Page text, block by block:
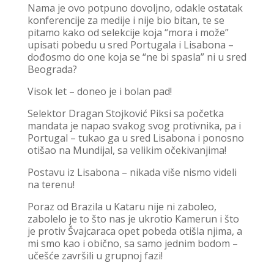
Nama je ovo potpuno dovoljno, odakle ostatak
konferencije za medije i nije bio bitan, te se
pitamo kako od selekcije koja “mora i može”
upisati pobedu u sred Portugala i Lisabona –
dođosmo do one koja se “ne bi spasla” ni u sred
Beograda?
Visok let – doneo je i bolan pad!
Selektor Dragan Stojković Piksi sa početka
mandata je napao svakog svog protivnika, pa i
Portugal – tukao ga u sred Lisabona i ponosno
otišao na Mundijal, sa velikim očekivanjima!
Postavu iz Lisabona – nikada više nismo videli
na terenu!
Poraz od Brazila u Kataru nije ni zaboleo,
zabolelo je to što nas je ukrotio Kamerun i što
je protiv Švajcaraca opet pobeda otišla njima, a
mi smo kao i obično, sa samo jednim bodom –
učešće završili u grupnoj fazi!